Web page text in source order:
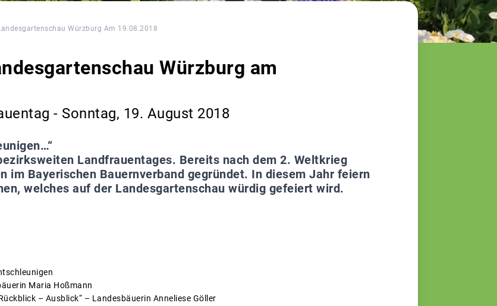
Würzburg Am 19.08.2018
Würzburg am
- Sonntag, 19. August 2018
Landfrauentages. Bereits nach dem 2. Weltkrieg
im Bayerischen Bauernverband gegründet. In diesem Jahr feiern
welches auf der Landesgartenschau würdig gefeiert wird.
Maria Hoßmann
– Ausblick“ – Landesbäuerin Anneliese Göller